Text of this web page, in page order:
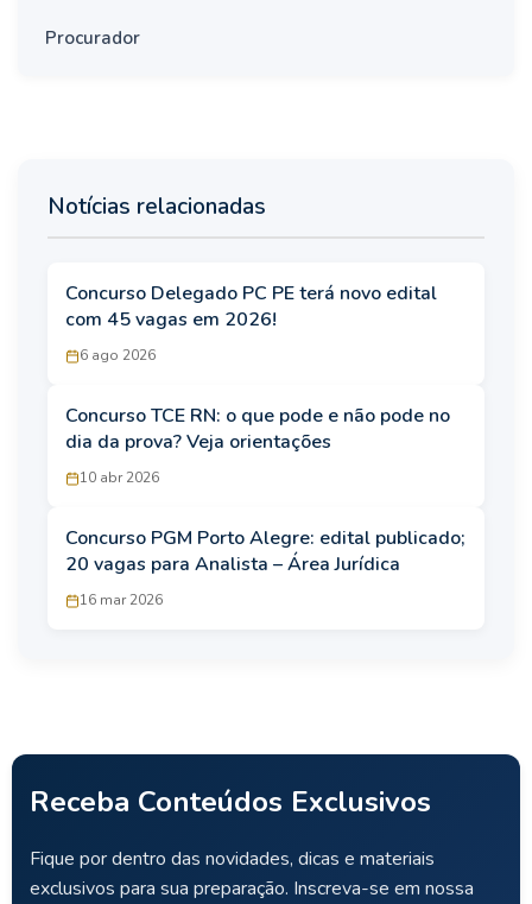
Procurador
Notícias relacionadas
Concurso Delegado PC PE terá novo edital
com 45 vagas em 2026!
6 ago 2026
Concurso TCE RN: o que pode e não pode no
dia da prova? Veja orientações
10 abr 2026
Concurso PGM Porto Alegre: edital publicado;
20 vagas para Analista – Área Jurídica
16 mar 2026
Receba Conteúdos Exclusivos
Fique por dentro das novidades, dicas e materiais
exclusivos para sua preparação. Inscreva-se em nossa